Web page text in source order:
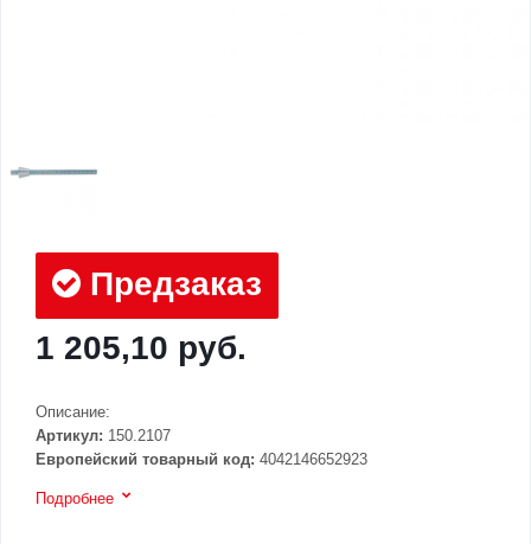
Предзаказ
1 205,10 руб.
Описание:
Артикул: 150.2107
Европейский товарный код: 4042146652923
Подробнее